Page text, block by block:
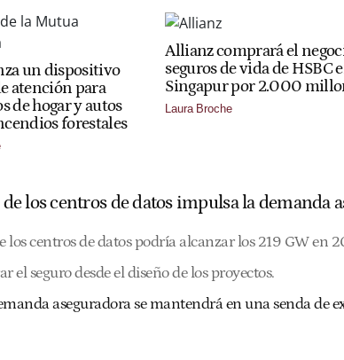
un dispositivo
atención para
de hogar y autos
forestales
Allianz comprará el
seguros de vida de HSBC
Singapur por 2.000
Laura Broche
de los centros de datos impulsa la demanda
los centros de datos podría alcanzar los 219 GW en
el seguro desde el diseño de los proyectos.
aseguradora se mantendrá en una senda de